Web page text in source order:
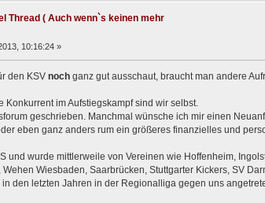
Thread ( Auch wenn`s keinen mehr
10:16:24 »
den KSVnochganz gut ausschaut, braucht man andere
Konkurrent im Aufstiegskampf sind wir selbst.
geschrieben. Manchmal wünsche ich mir einen
eben ganz anders rum ein größeres finanzielles und
und wurde mittlerweile von Vereinen wie Hoffenheim,
Wiesbaden, Saarbrücken, Stuttgarter Kickers, SV
in den letzten Jahren in der Regionalliga gegen uns